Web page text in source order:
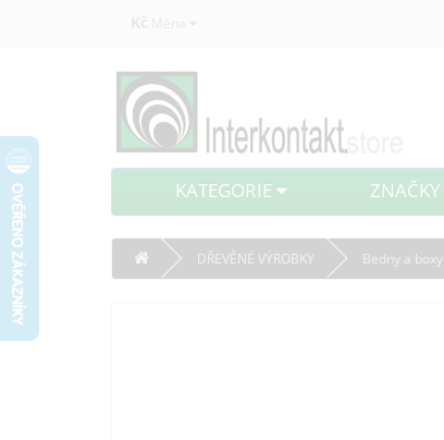
Kč Měna
KATEGORIE ZNAČKY
DŘEVĚNÉ VÝROBKY Bedny a boxy